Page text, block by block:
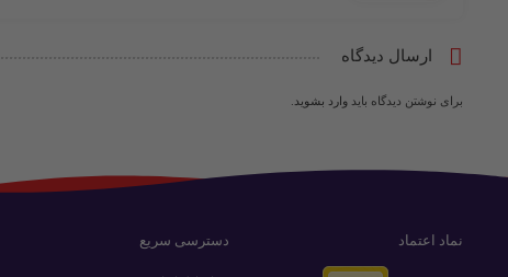
ارسال دیدگاه
برای نوشتن دیدگاه باید وارد بشوید
نماد اعتماد دسترسی سریع